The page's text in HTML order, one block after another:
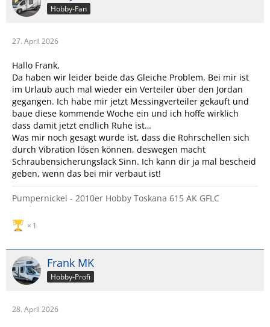
Hobby-Fan
27. April 2026
Hallo Frank,
Da haben wir leider beide das Gleiche Problem. Bei mir ist
im Urlaub auch mal wieder ein Verteiler über den Jordan
gegangen. Ich habe mir jetzt Messingverteiler gekauft und
baue diese kommende Woche ein und ich hoffe wirklich
dass damit jetzt endlich Ruhe ist…
Was mir noch gesagt wurde ist, dass die Rohrschellen sich
durch Vibration lösen können, deswegen macht
Schraubensicherungslack Sinn. Ich kann dir ja mal bescheid
geben, wenn das bei mir verbaut ist!
Pumpernickel - 2010er Hobby Toskana 615 AK GFLC
1
Frank MK
Hobby-Profi
28. April 2026